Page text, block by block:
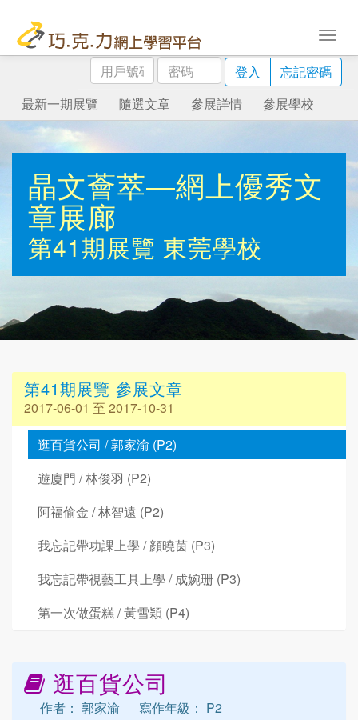
用
戶
號
碼
密
碼
登入
忘記密碼
最新一期展覽
隨選文章 參展詳情 參展學校
晶文薈萃—網上優秀文
章展廊
第41期展覽 東莞學校
第41期展覽 參展文章
2017-06-01 至 2017-10-31
逛百貨公司 / 郭家渝 (P2)
遊廈門 / 林俊羽 (P2)
阿福偷金 / 林智遠 (P2)
我忘記帶功課上學 / 顔曉茵 (P3)
我忘記帶視藝工具上學 / 成婉珊 (P3)
第一次做蛋糕 / 黃雪穎 (P4)
逛百貨公司
作者： 郭家渝
寫作年級： P2